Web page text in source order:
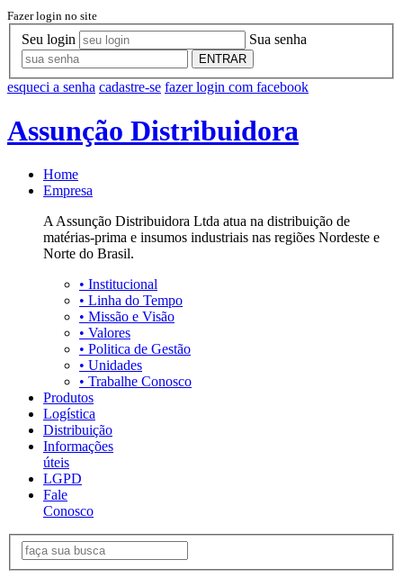
Fazer login no site
Seu login Sua senha
ENTRAR
esqueci a senha cadastre-se fazer login com facebook
Assunção Distribuidora
Home
Empresa
A Assunção Distribuidora Ltda atua na distribuição de
matérias-prima e insumos industriais nas regiões Nordeste e
Norte do Brasil.
• Institucional
• Linha do Tempo
• Missão e Visão
• Valores
• Politica de Gestão
• Unidades
• Trabalhe Conosco
Produtos
Logística
Distribuição
Informações
úteis
LGPD
Fale
Conosco